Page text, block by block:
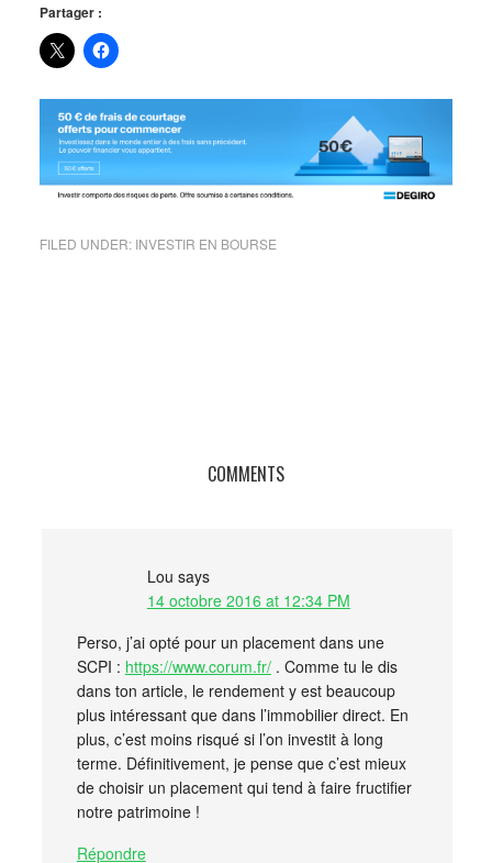
Partager :
FILED UNDER: INVESTIR EN BOURSE
COMMENTS
Lou says
14 octobre 2016 at 12:34 PM
Perso, j’ai opté pour un placement dans une
SCPI : https://www.corum.fr/. Comme tu le dis
dans ton article, le rendement y est beaucoup
plus intéressant que dans l’immobilier direct. En
plus, c’est moins risqué si l’on investit à long
terme. Définitivement, je pense que c’est mieux
de choisir un placement qui tend à faire fructifier
notre patrimoine !
Répondre